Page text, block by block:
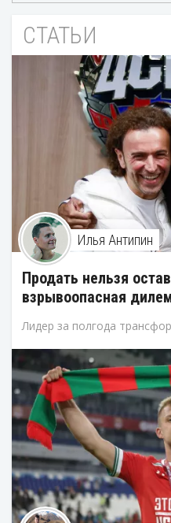
СТАТЬИ
Илья Антипин
Продать нельзя
взрывоопасная
Лидер за полгода